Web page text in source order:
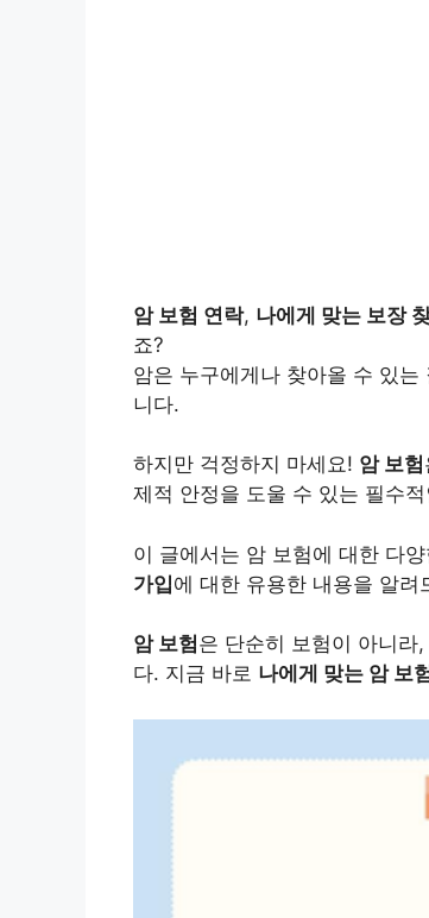
암 보험 연락, 나에게 맞는 보장
죠?
암은 누구에게나 찾아올 수 있
니다.
하지만 걱정하지 마세요! 암 보험
제적 안정을 도울 수 있는 필수
이 글에서는 암 보험에 대한 다
가입에 대한 유용한 내용을 알
암 보험은 단순히 보험이 아니라
다. 지금 바로 나에게 맞는 암 보